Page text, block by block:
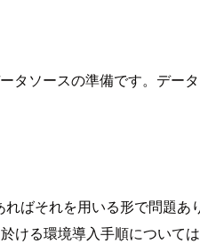
タソースの準備です。デー
ばそれを用いる形で問題あ
ける環境導入手順について